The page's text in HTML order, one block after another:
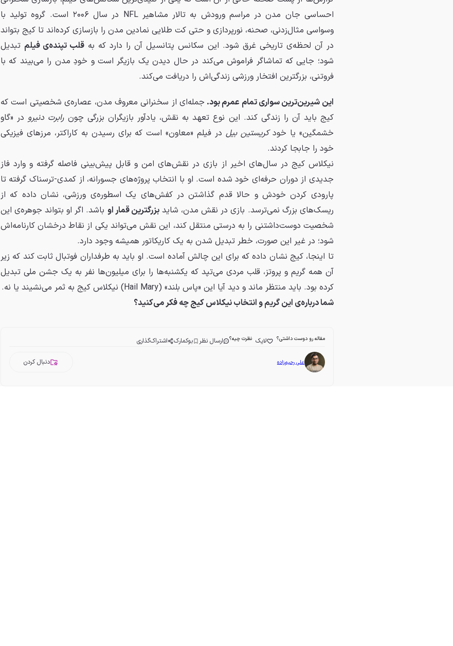
احساسی جان مدن در مراسم ورودش به تالار مشاهیر NFL در سال ۲۰۰۶ است. گروه تولید با
وسواسی مثال‌زدنی، صحنه، نورپردازی و حتی کت طلایی نمادین مدن را بازسازی کرده‌اند تا کیج بتواند
در آن لحظه‌ی تاریخی غرق شود. این سکانس پتانسیل آن را دارد که به قلب تپنده‌ی فیلم تبدیل
شود؛ جایی که تماشاگر فراموش می‌کند در حال دیدن یک بازیگر است و خودِ مدن را می‌بیند که با
فروتنی، بزرگترین افتخار ورزشی زندگی‌اش را دریافت می‌کند.
این شیرین‌ترین سواری تمام عمرم بود. جمله‌ای از سخنرانی معروف مدن، عصاره‌ی شخصیتی است که
کیج باید آن را زندگی کند. این نوع تعهد به نقش، یادآور بازیگران بزرگی چون رابرت دنیرو در «گاو
خشمگین» یا خودکریستین بیلدر فیلم «معاون» است که برای رسیدن به کاراکتر، مرزهای فیزیکی
خود را جابجا کردند.
نیکلاس کیج در سال‌های اخیر از بازی در نقش‌های امن و قابل پیش‌بینی فاصله گرفته و وارد فاز
جدیدی از دوران حرفه‌ای خود شده است. او با انتخاب پروژه‌های جسورانه، از کمدی-ترسناک گرفته تا
پارودی کردن خودش و حالا قدم گذاشتن در کفش‌های یک اسطوره‌ی ورزشی، نشان داده که از
ریسک‌های بزرگ نمی‌ترسد. بازی در نقش مدن، شایدبزرگترین قمار او باشد. اگر او بتواند جوهره‌ی این
شخصیت دوست‌داشتنی را به درستی منتقل کند، این نقش می‌تواند یکی از نقاط درخشان کارنامه‌اش
شود؛ در غیر این صورت، خطر تبدیل شدن به یک کاریکاتور همیشه وجود دارد.
تا اینجا، کیج نشان داده که برای این چالش آماده است. او باید به طرفداران فوتبال ثابت کند که زیر
آن همه گریم و پروتز، قلب مردی می‌تپد که یکشنبه‌ها را برای میلیون‌ها نفر به یک جشن ملی تبدیل
کرده بود. باید منتظر ماند و دید آیا این «پاس بلند» (Hail Mary) نیکلاس کیج به ثمر می‌نشیند یا نه.
شما درباره‌ی این گریم و انتخاب نیکلاس کیج چه فکر می‌کنید؟
مقاله رو دوست داشتی؟ لایک نظرت چیه؟ ارسال نظر بوکمارک اشتراک‌گذاری
علی رحیم‌زاده دنبال کردن